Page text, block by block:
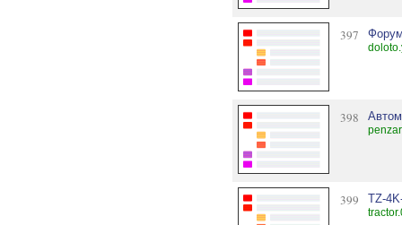
397
398
399 TZ-